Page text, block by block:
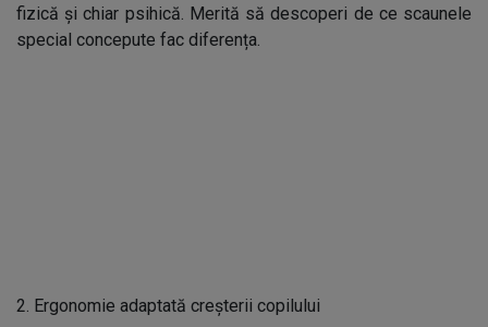
fizică și chiar psihică. Merită să descoperi de ce scaunele
special concepute fac diferența.
2. Ergonomie adaptată creșterii copilului